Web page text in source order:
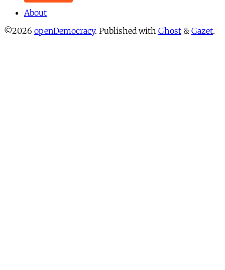
About
©2026 openDemocracy. Published with Ghost & Gazet.